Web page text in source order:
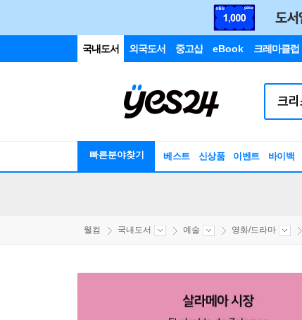
국내도서 외국도서 중고샵 eBook 크레마클럽
빠른분야찾기 베스트 신상품 이벤트 바이백
웰컴 국내도서 예술 영화/드라마